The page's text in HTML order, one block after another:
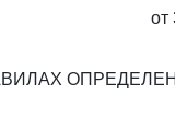
от